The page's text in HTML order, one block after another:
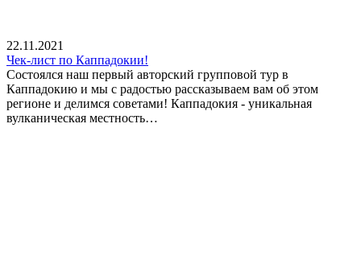
22.11.2021
Чек-лист по Каппадокии!
Состоялся наш первый авторский групповой тур в
Каппадокию и мы с радостью рассказываем вам об этом
регионе и делимся советами! Каппадокия - уникальная
вулканическая местность…